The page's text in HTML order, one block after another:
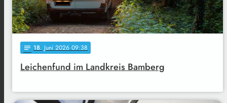
notes 18. Juni 2026 09:38
Leichenfund im Landkreis Bamberg